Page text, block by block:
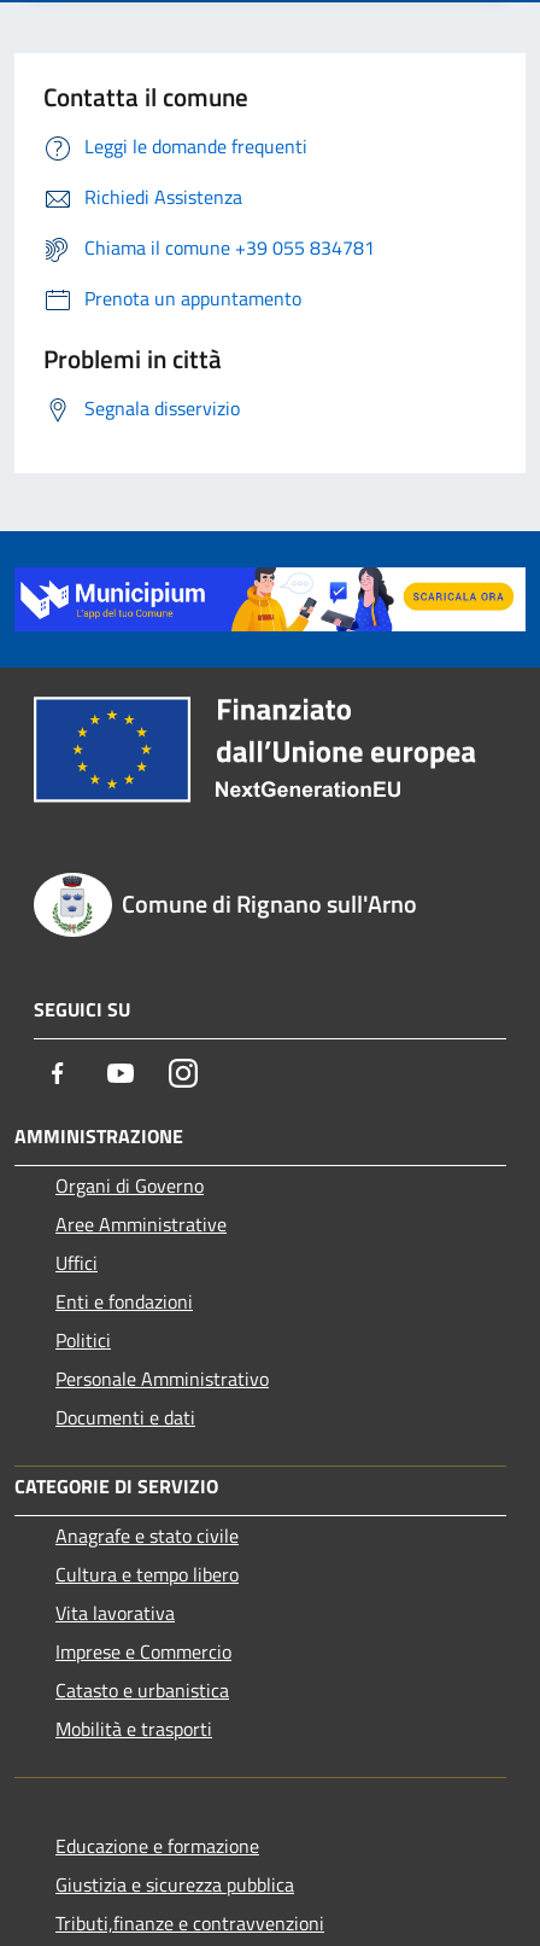
Contatta il comune
Leggi le domande frequenti
Richiedi Assistenza
Chiama il comune +39 055 834781
Prenota un appuntamento
Problemi in città
Segnala disservizio
Comune di Rignano sull'Arno
SEGUICI SU
Facebook YoutubeInstagram
AMMINISTRAZIONE
Organi di Governo
Aree Amministrative
Uffici
Enti e fondazioni
Politici
Personale Amministrativo
Documenti e dati
CATEGORIE DI SERVIZIO
Anagrafe e stato civile
Cultura e tempo libero
Vita lavorativa
Imprese e Commercio
Catasto e urbanistica
Mobilità e trasporti
Educazione e formazione
Giustizia e sicurezza pubblica
Tributi,finanze e contravvenzioni